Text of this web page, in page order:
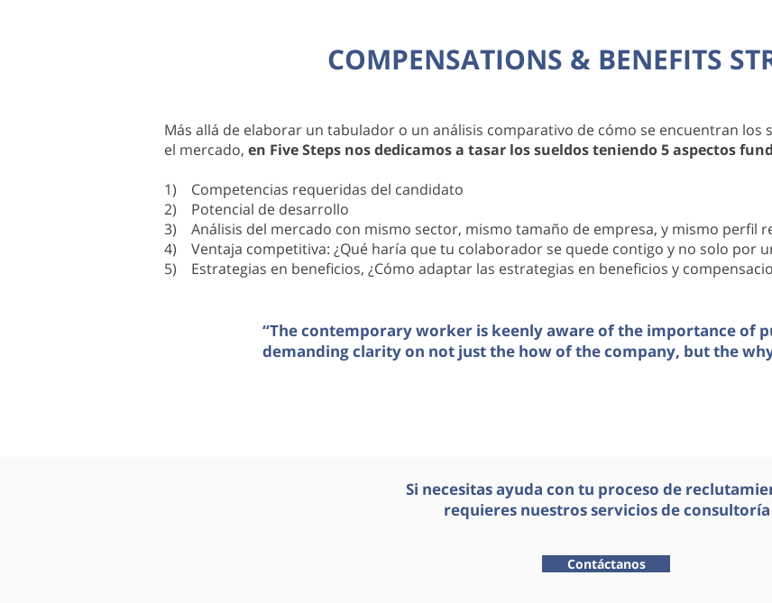
COMPENSATIONS & BENEFITS
Más allá de elaborar un tabulador o un análisis comparativo de cómo se encuentran los
el mercado, en Five Steps nos dedicamos a tasar los sueldos teniendo 5 aspectos
1) Competencias requeridas del candidato
2) Potencial de desarrollo
3) Análisis del mercado con mismo sector, mismo tamaño de empresa, y mismo perfil
4) Ventaja competitiva: ¿Qué haría que tu colaborador se quede contigo y no solo por
5) Estrategias en beneficios, ¿Cómo adaptar las estrategias en beneficios y
“The contemporary worker is keenly aware of the importance of
demanding clarity on not just the how of the company, but the
Si necesitas ayuda con tu proceso de
requieres nuestros servicios de consultoría
Contáctanos